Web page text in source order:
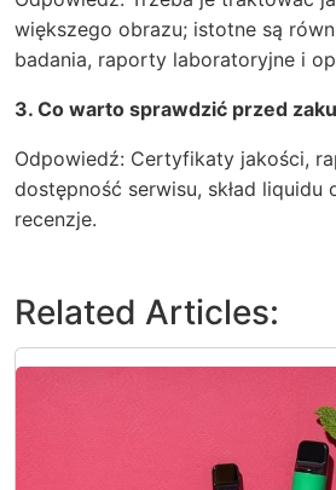
większego obrazu; istotne są
badania, raporty laboratoryjne i
3. Co warto sprawdzić przed
Odpowiedź: Certyfikaty jakości,
dostępność serwisu, skład liquidu
recenzje.
Related Articles: